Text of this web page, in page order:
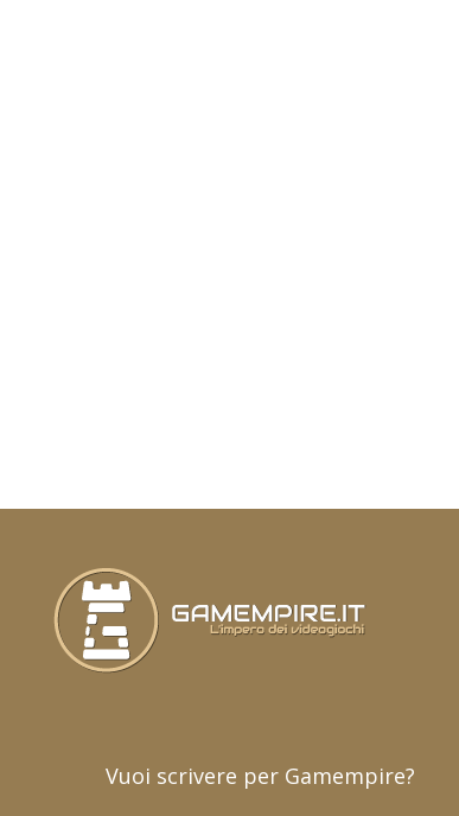
Vuoi scrivere per Gamempire?